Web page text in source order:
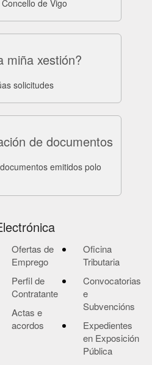
de Vigo
miña xestión?
solicitudes
de documentos
emitidos polo
Ofertas de
Emprego
Perfil de
Contratante
Actas e
acordos
Oficina
Tributaria
Convocatorias
e
Subvencións
Expedientes
en Exposición
Pública